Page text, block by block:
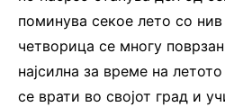
поминува секое лето со
четворица се многу
најсилна за време на
се врати во својот град и